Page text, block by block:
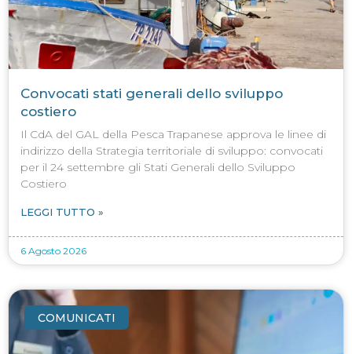
Convocati stati generali dello sviluppo
costiero
Il CdA del GAL della Pesca Trapanese approva le linee di
indirizzo della Strategia territoriale di sviluppo: convocati
per il 24 settembre gli Stati Generali dello Sviluppo
Costiero
LEGGI TUTTO »
6 Agosto 2026
COMUNICATI